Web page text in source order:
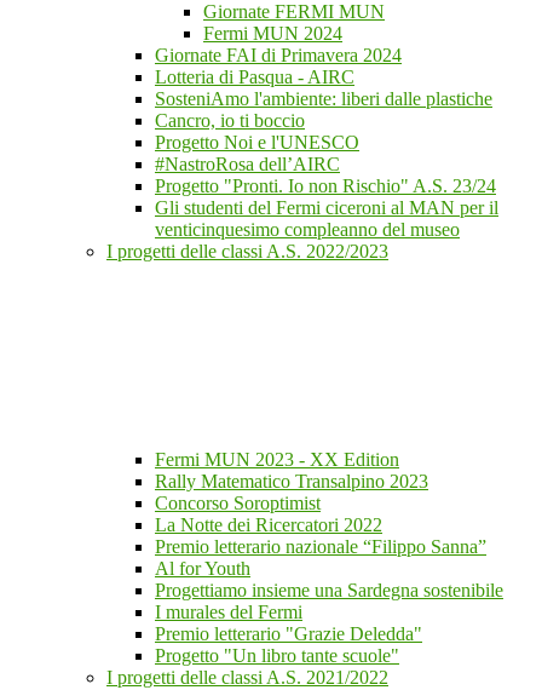
Giornate FERMI MUN
Fermi MUN 2024
Giornate FAI di Primavera 2024
Lotteria di Pasqua - AIRC
SosteniAmo l'ambiente: liberi dalle plastiche
Cancro, io ti boccio
Progetto Noi e l'UNESCO
#NastroRosa dell’AIRC
Progetto "Pronti. Io non Rischio" A.S. 23/24
Gli studenti del Fermi ciceroni al MAN per il
venticinquesimo compleanno del museo
I progetti delle classi A.S. 2022/2023
Fermi MUN 2023 - XX Edition
Rally Matematico Transalpino 2023
Concorso Soroptimist
La Notte dei Ricercatori 2022
Premio letterario nazionale “Filippo Sanna”
Al for Youth
Progettiamo insieme una Sardegna sostenibile
I murales del Fermi
Premio letterario "Grazie Deledda"
Progetto "Un libro tante scuole"
I progetti delle classi A.S. 2021/2022